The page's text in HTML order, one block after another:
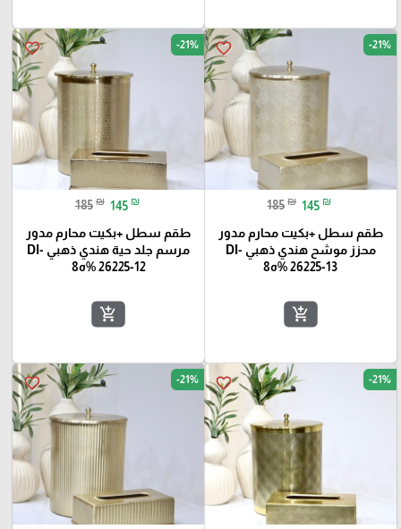
favorite_border -21%
185 ₪ 145 ₪
طقم سطل +بكيت محارم مدور
محزز موشح هندي ذهبي DI-
26225-13 %ه8
add_shopping_cart
favorite_border -21%
185 ₪ 145 ₪
طقم سطل +بكيت محارم مدور
مرسم جلد حية هندي ذهبي DI-
26225-12 %ه8
add_shopping_cart
favorite_border -21%
favorite_border -21%